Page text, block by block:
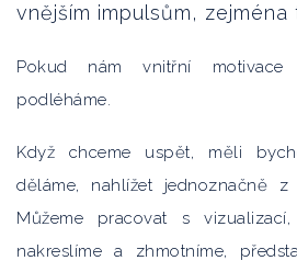
vnějším impulsům, zejména
Pokud nám vnitřní
podléháme.
Když chceme uspět, měli
děláme, nahlížet jednoznačně z
Můžeme pracovat s
nakreslíme a zhmotníme,